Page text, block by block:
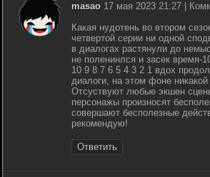
masao 17 мая 2023 21:27 |
Какая нудотень во втором
четвертой серии ни одной
в диалогах растянули до
не поленинлся и засек
10 9 8 7 6 5 4 3 2 1 вдох
диалоги, на этом фоне никакой
Отсуствуют любые экшен
персонажы произносят
совершают бесполезные
рекомендую!
Ответить